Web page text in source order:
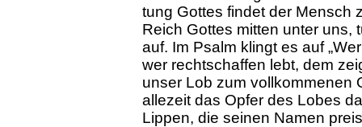
tung Got­tes fin­det der Mensch
Reich Got­tes mit­ten un­ter uns,
auf. Im Psalm klingt es auf
wer rechtschaffen lebt, dem
unser Lob zum vollkommenen
allezeit das Opfer des Lobes
Lippen, die seinen Namen